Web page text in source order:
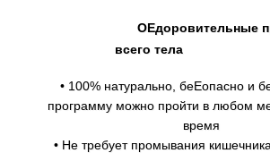
ОЕдоровительные
всего
• 100% натурально, беЕопасно и
программу можно пройти в любом
время
• Не требует промывания